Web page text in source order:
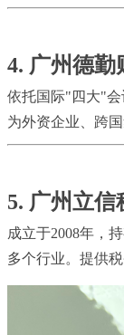
4. 广州德勤
依托国际"四大"会
为外资企业、跨
5. 广州立信
成立于2008年，
多个行业。提供